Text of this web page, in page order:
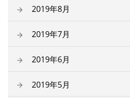
2019年8月
2019年7月
2019年6月
2019年5月